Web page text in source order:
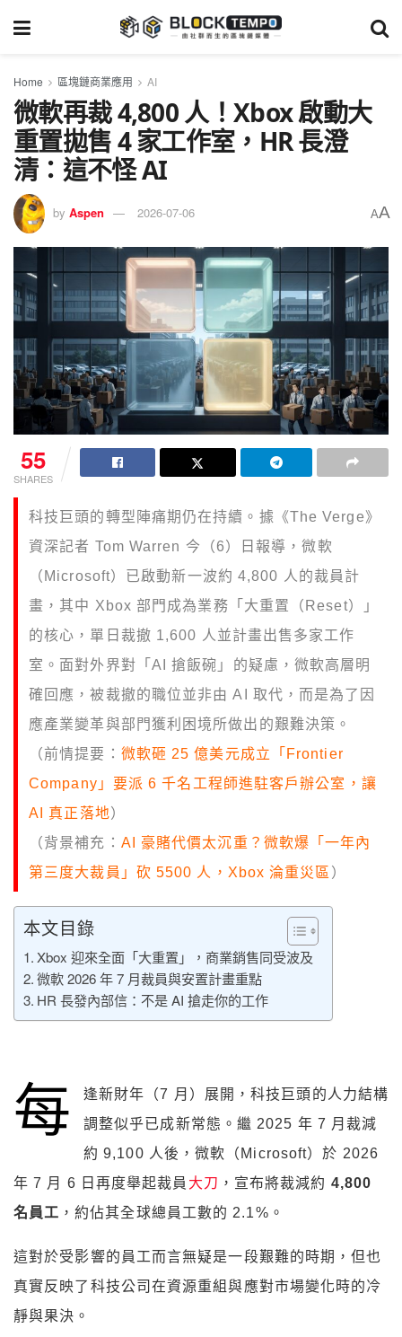
Home 區塊鏈商業應用 AI
微軟再裁 4,800 人！Xbox 啟動大
重置拋售 4 家工作室，HR 長澄
清：這不怪 AI
by Aspen 2026-07-06 AA
55
SHARES
科技巨頭的轉型陣痛期仍在持續。據《The Verge》
資深記者 Tom Warren 今（6）日報導，微軟
（Microsoft）已啟動新一波約 4,800 人的裁員計
畫，其中 Xbox 部門成為業務「大重置（Reset）」
的核心，單日裁撤 1,600 人並計畫出售多家工作
室。面對外界對「AI 搶飯碗」的疑慮，微軟高層明
確回應，被裁撤的職位並非由 AI 取代，而是為了因
應產業變革與部門獲利困境所做出的艱難決策。
（前情提要： 微軟砸 25 億美元成立「Frontier
Company」要派 6 千名工程師進駐客戶辦公室，讓
AI 真正落地）
（背景補充： AI 豪賭代價太沉重？微軟爆「一年內
第三度大裁員」砍 5500 人，Xbox 淪重災區 ）
本文目錄
Xbox 迎來全面「大重置」，商業銷售同受波及
微軟 2026 年 7 月裁員與安置計畫重點
HR 長發內部信：不是 AI 搶走你的工作
每
逢新財年（7 月）展開，科技巨頭的人力結構
調整似乎已成新常態。繼 2025 年 7 月裁減
約 9,100 人後，微軟（Microsoft）於 2026
年 7 月 6 日再度舉起裁員 大刀 ，宣布將裁減約 4,800
名員工 ，約佔其全球總員工數的 2.1%。
這對於受影響的員工而言無疑是一段艱難的時期，但也
真實反映了科技公司在資源重組與應對市場變化時的冷
靜與果決。